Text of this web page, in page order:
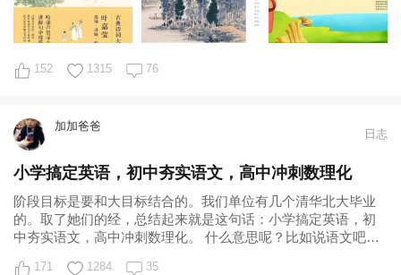
152 1315 76
加加爸爸
日志
小学搞定英语，初中夯实语文，高中冲刺数理化
阶段目标是要和大目标结合的。我们单位有几个清华北大毕业
的。取了她们的经，总结起来就是这句话：小学搞定英语，初
中夯实语文，高中冲刺数理化。 什么意思呢？比如说语文吧，
171 1284 35